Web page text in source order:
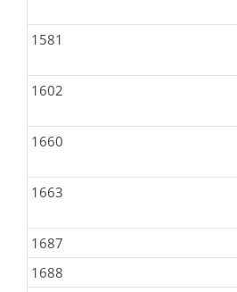
1581
1602
1660
1663
1687
1688